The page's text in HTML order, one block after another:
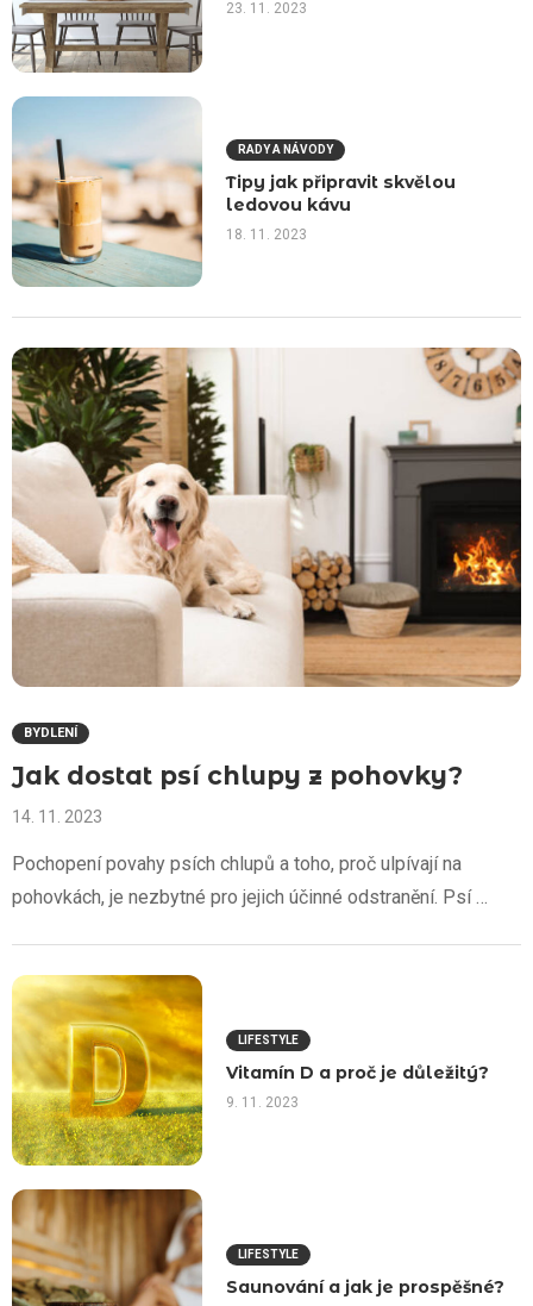
23. 11. 2023
RADY A NÁVODY
Tipy jak připravit skvělou
ledovou kávu
18. 11. 2023
BYDLENÍ
Jak dostat psí chlupy z pohovky?
14. 11. 2023
Pochopení povahy psích chlupů a toho, proč ulpívají na
pohovkách, je nezbytné pro jejich účinné odstranění. Psí …
LIFESTYLE
Vitamín D a proč je důležitý?
9. 11. 2023
LIFESTYLE
Saunování a jak je prospěšné?